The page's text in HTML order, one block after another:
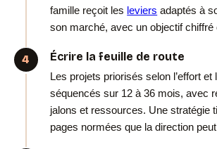
famille reçoit les leviers adaptés à
son marché, avec un objectif chiffré
Écrire la feuille de route
Les projets priorisés selon l’effort et
séquencés sur 12 à 36 mois, avec
jalons et ressources. Une stratégie
pages normées que la direction